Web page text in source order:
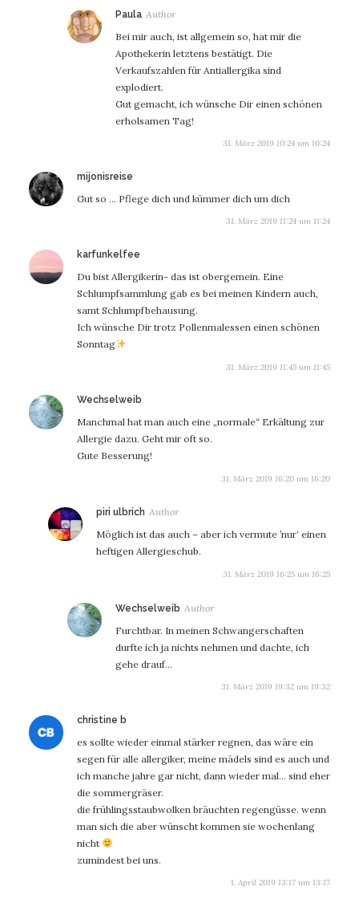
Paula sagt:
Bei mir auch, ist allgemein so, hat mir die
Apothekerin letztens bestätigt. Die
Verkaufszahlen für Antiallergika sind
explodiert.
Gut gemacht, ich wünsche Dir einen schönen
erholsamen Tag!
31. März 2019 10:24 um 10:24
mijonisreise
Gut so … Pflege dich und kümmer dich um dich
31. März 2019 11:24 um 11:24
karfunkelfee
Du bist Allergikerin- das ist obergemein. Eine
Schlumpfsammlung gab es bei meinen Kindern auch,
samt Schlumpfbehausung.
Ich wünsche Dir trotz Pollenmalessen einen schönen
Sonntag
31. März 2019 11:45 um 11:45
Wechselweib
Manchmal hat man auch eine „normale“ Erkältung zur
Allergie dazu. Geht mir oft so.
Gute Besserung!
31. März 2019 16:20 um 16:20
piri ulbrich sagt:
Möglich ist das auch – aber ich vermute ’nur‘ einen
heftigen Allergieschub.
31. März 2019 16:25 um 16:25
Wechselweib sagt:
Furchtbar. In meinen Schwangerschaften
durfte ich ja nichts nehmen und dachte, ich
gehe drauf…
31. März 2019 19:32 um 19:32
christine b
es sollte wieder einmal stärker regnen, das wäre ein
segen für alle allergiker, meine mädels sind es auch und
ich manche jahre gar nicht, dann wieder mal… sind eher
die sommergräser.
die frühlingsstaubwolken bräuchten regengüsse. wenn
man sich die aber wünscht kommen sie wochenlang
nicht
zumindest bei uns.
1. April 2019 13:17 um 13:17